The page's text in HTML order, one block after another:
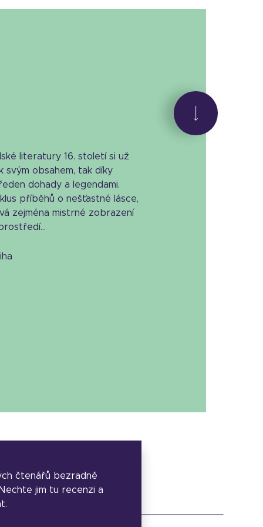
literatury 16. století si už
svým obsahem, tak díky
dohady a legendami.
příběhů o nešťastné lásce,
zejména mistrné zobrazení
čtenářů bezradně
jim tu recenzi a